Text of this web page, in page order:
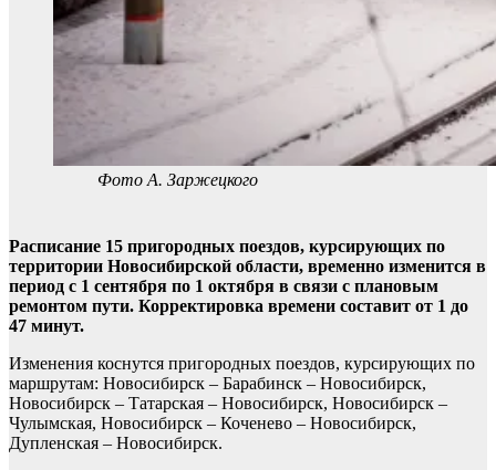
Фото А. Заржецкого
Расписание 15 пригородных поездов, курсирующих по
территории Новосибирской области, временно изменится в
период с 1 сентября по 1 октября в связи с плановым
ремонтом пути. Корректировка времени составит от 1 до
47 минут.
Изменения коснутся пригородных поездов, курсирующих по
маршрутам: Новосибирск – Барабинск – Новосибирск,
Новосибирск – Татарская – Новосибирск, Новосибирск –
Чулымская, Новосибирск – Коченево – Новосибирск,
Дупленская – Новосибирск.